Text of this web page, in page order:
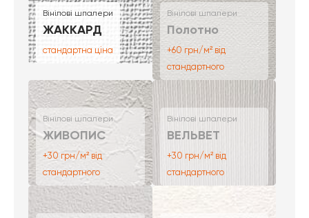
Вінілові шпалери
ЖАККАРД
стандартна ціна
Вінілові шпалери
Полотно
+60 грн/м² від
стандартного
Вінілові шпалери
ЖИВОПИС
+30 грн/м² від
стандартного
Вінілові шпалери
ВЕЛЬВЕТ
+30 грн/м² від
стандартного